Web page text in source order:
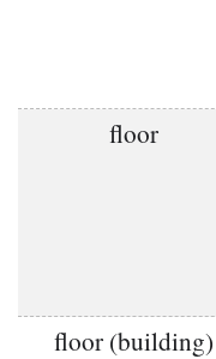
floor
floor (building)